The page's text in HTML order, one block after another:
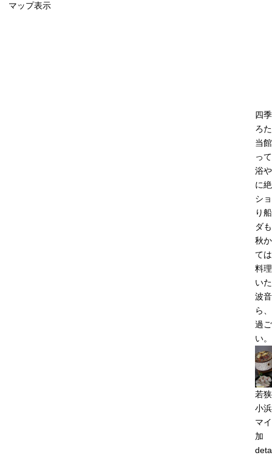
マップ表示
四
ろた
当
っ
浴
に
シ
り
ダ
秋
て
料
い
波
ら
過
い。
若
小
マ
加